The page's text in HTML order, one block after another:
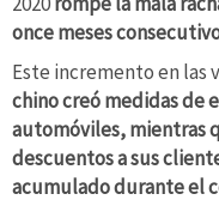
once meses
Este incremento en las
chinocreó medidas de
automóviles, mientras
descuentos a sus
acumulado durante el